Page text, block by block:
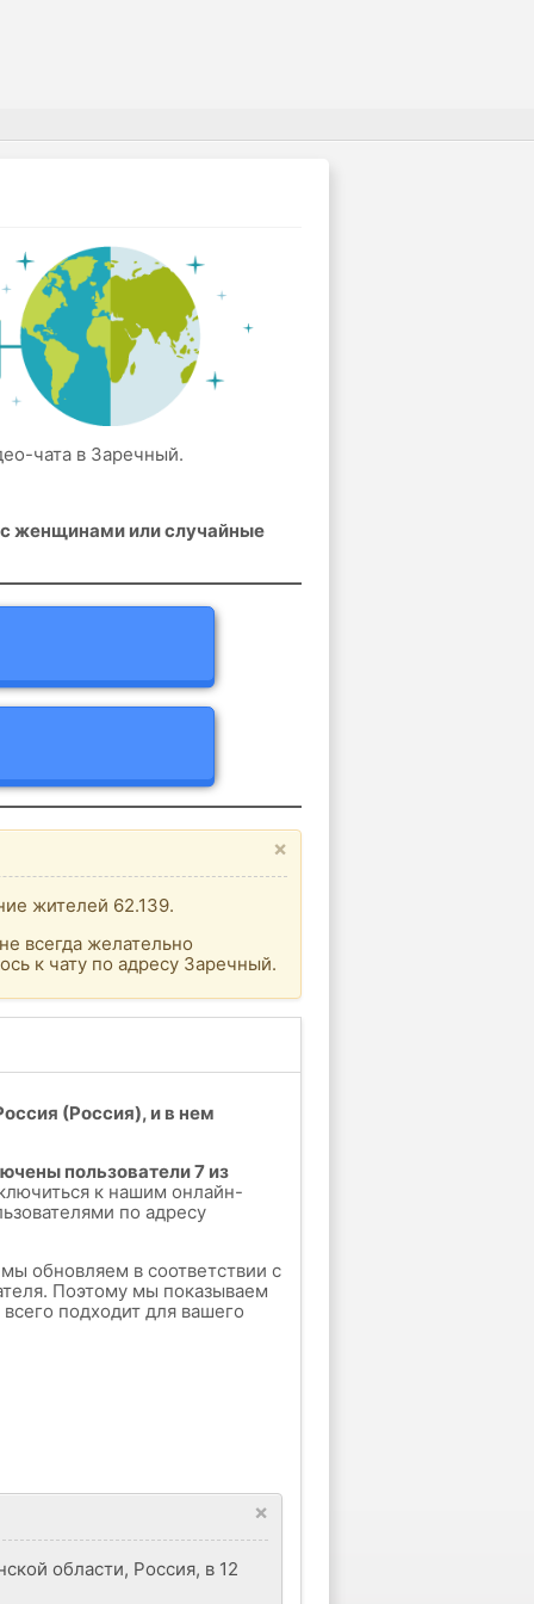
чата в Заречный.
женщинами или случайные
×
жителей 62.139.
всегда желательно
к чату по адресу Заречный.
(Россия), и в нем
пользователи 7 из
к нашим онлайн-
по адресу
обновляем в соответствии с
Поэтому мы показываем
подходит для вашего
×
области, Россия, в 12